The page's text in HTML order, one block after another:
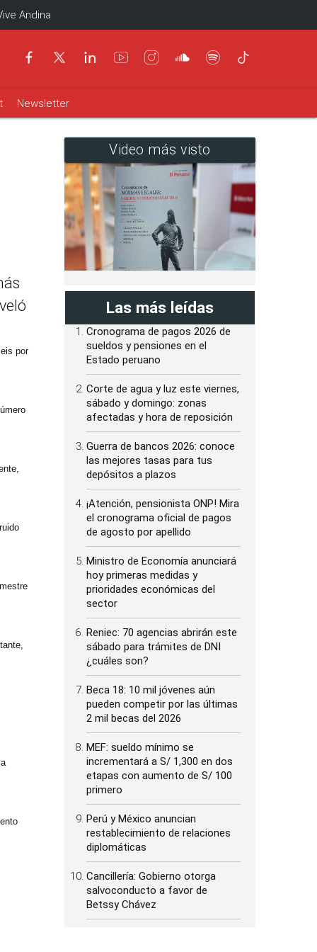
Andina
Newsletter
por
Video más visto
Las más leídas
Cronograma de pagos 2026 de
sueldos y pensiones en el
Estado peruano
Corte de agua y luz este viernes,
sábado y domingo: zonas
afectadas y hora de reposición
Guerra de bancos 2026: conoce
las mejores tasas para tus
depósitos a plazos
¡Atención, pensionista ONP! Mira
el cronograma oficial de pagos
de agosto por apellido
Ministro de Economía anunciará
hoy primeras medidas y
prioridades económicas del
sector
Reniec: 70 agencias abrirán este
sábado para trámites de DNI
¿cuáles son?
Beca 18: 10 mil jóvenes aún
pueden competir por las últimas
2 mil becas del 2026
MEF: sueldo mínimo se
incrementará a S/ 1,300 en dos
etapas con aumento de S/ 100
primero
Perú y México anuncian
restablecimiento de relaciones
diplomáticas
Cancillería: Gobierno otorga
salvoconducto a favor de
Betssy Chávez